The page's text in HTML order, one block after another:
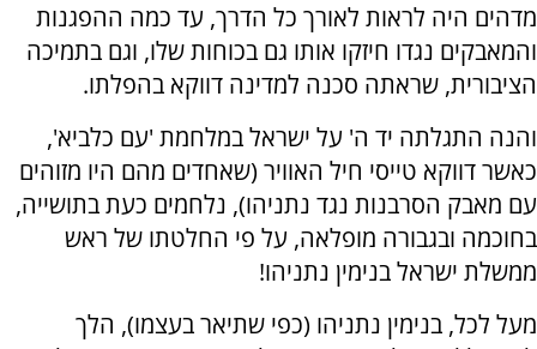
מדהים היה לראות לאורך כל הדרך, עד כמה ההפגנות
והמאבקים נגדו חיזקו אותו גם בכוחות שלו, וגם בתמיכה
הציבורית, שראתה סכנה למדינה דווקא בהפלתו.
והנה התגלתה יד ה' על ישראל במלחמת 'עם כלביא',
כאשר דווקא טייסי חיל האוויר (שאחדים מהם היו מזוהים
עם מאבק הסרבנות נגד נתניהו), נלחמים כעת בתושייה,
בחוכמה ובגבורה מופלאה, על פי החלטתו של ראש
ממשלת ישראל בנימין נתניהו!
מעל לכל, בנימין נתניהו (כפי שתיאר בעצמו), הלך